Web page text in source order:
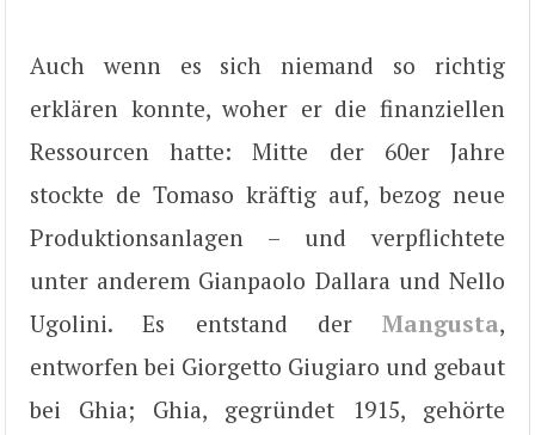
Auch wenn es sich niemand so richtig
erklären konnte, woher er die finanziellen
Ressourcen hatte: Mitte der 60er Jahre
stockte de Tomaso kräftig auf, bezog neue
Produktionsanlagen – und verpflichtete
unter anderem Gianpaolo Dallara und Nello
Ugolini. Es entstand der Mangusta,
entworfen bei Giorgetto Giugiaro und gebaut
bei Ghia; Ghia, gegründet 1915, gehörte